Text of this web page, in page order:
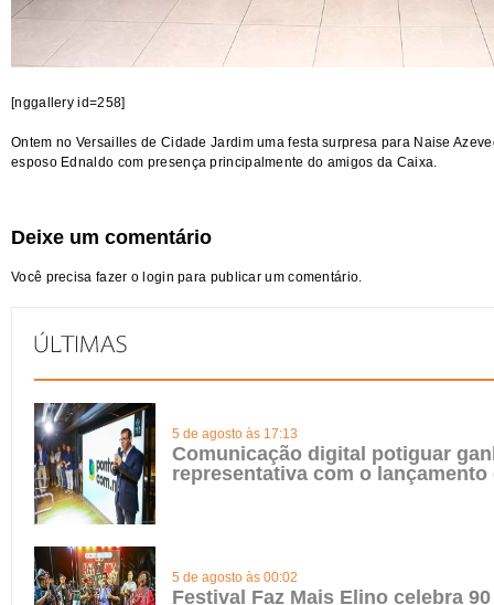
[nggallery id=258]
Ontem no Versailles de Cidade Jardim uma festa surpresa para Naise
esposo Ednaldo com presença principalmente do amigos da Caixa.
Deixe um comentário
Você precisa fazer o login para publicar um comentário.
5 de agosto às 17:13
Comunicação digital potiguar
representativa com o lançamento
5 de agosto às 00:02
Festival Faz Mais Elino celebra